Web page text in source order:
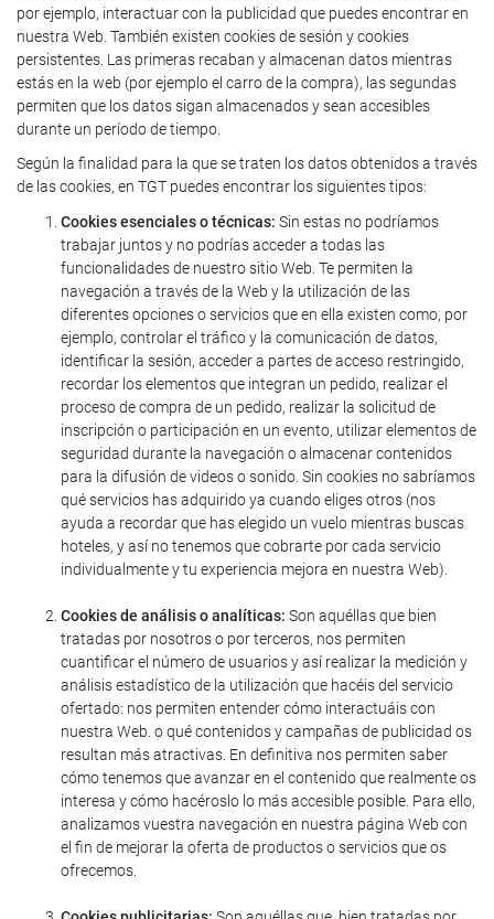
por ejemplo, interactuar con la publicidad que puedes encontrar en
nuestra Web. También existen cookies de sesión y cookies
persistentes. Las primeras recaban y almacenan datos mientras
estás en la web (por ejemplo el carro de la compra), las segundas
permiten que los datos sigan almacenados y sean accesibles
durante un período de tiempo.
Según la finalidad para la que se traten los datos obtenidos a través
de las cookies, en TGT puedes encontrar los siguientes tipos:
Cookies esenciales o técnicas: Sin estas no podríamos
trabajar juntos y no podrías acceder a todas las
funcionalidades de nuestro sitio Web. Te permiten la
navegación a través de la Web y la utilización de las
diferentes opciones o servicios que en ella existen como, por
ejemplo, controlar el tráfico y la comunicación de datos,
identificar la sesión, acceder a partes de acceso restringido,
recordar los elementos que integran un pedido, realizar el
proceso de compra de un pedido, realizar la solicitud de
inscripción o participación en un evento, utilizar elementos de
seguridad durante la navegación o almacenar contenidos
para la difusión de videos o sonido. Sin cookies no sabríamos
qué servicios has adquirido ya cuando eliges otros (nos
ayuda a recordar que has elegido un vuelo mientras buscas
hoteles, y así no tenemos que cobrarte por cada servicio
individualmente y tu experiencia mejora en nuestra Web).
Cookies de análisis o analíticas: Son aquéllas que bien
tratadas por nosotros o por terceros, nos permiten
cuantificar el número de usuarios y así realizar la medición y
análisis estadístico de la utilización que hacéis del servicio
ofertado: nos permiten entender cómo interactuáis con
nuestra Web. o qué contenidos y campañas de publicidad os
resultan más atractivas. En definitiva nos permiten saber
cómo tenemos que avanzar en el contenido que realmente os
interesa y cómo hacéroslo lo más accesible posible. Para ello,
analizamos vuestra navegación en nuestra página Web con
el fin de mejorar la oferta de productos o servicios que os
ofrecemos.